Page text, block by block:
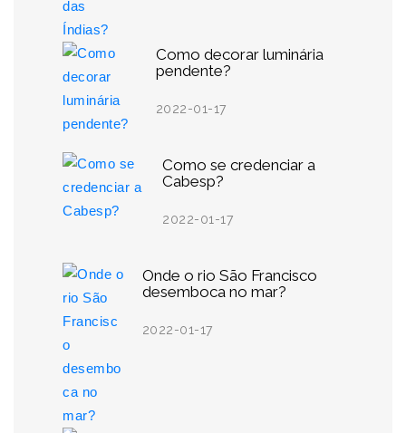
Como decorar luminária
pendente?
2022-01-17
Como se credenciar a
Cabesp?
2022-01-17
Onde o rio São Francisco
desemboca no mar?
2022-01-17